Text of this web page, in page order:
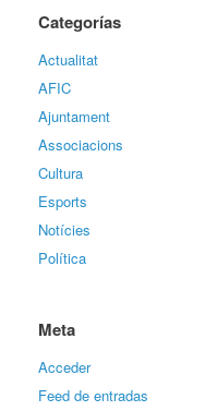
Categorías
Actualitat
AFIC
Ajuntament
Associacions
Cultura
Esports
Notícies
Política
Meta
Acceder
Feed de entradas